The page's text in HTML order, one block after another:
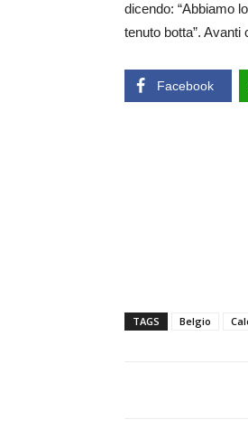
dicendo: “Abbiamo
tenuto botta”. Avanti
Facebook
TAGS Belgio